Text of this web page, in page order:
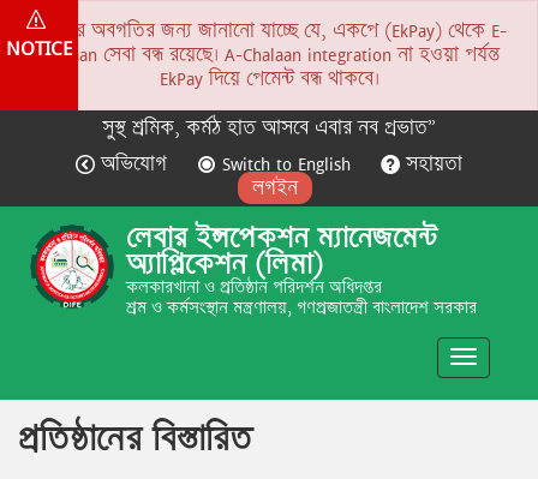
NOTICE
সকলের অবগতির জন্য জানানো যাচ্ছে যে, একপে (EkPay) থেকে E-
Chalaan সেবা বন্ধ রয়েছে। A-Chalaan integration না হওয়া পর্যন্ত
EkPay দিয়ে পেমেন্ট বন্ধ থাকবে।
সুস্থ শ্রমিক, কর্মঠ হাত আসবে এবার নব প্রভাত”
অভিযোগ
Switch to English
সহায়তা
লগইন
লেবার ইন্সপেকশন ম্যানেজমেন্ট
অ্যাপ্লিকেশন (লিমা)
কলকারখানা ও প্রতিষ্ঠান পরিদর্শন অধিদপ্তর
শ্রম ও কর্মসংস্থান মন্ত্রণালয়, গণপ্রজাতন্ত্রী বাংলাদেশ সরকার
Toggle
প্রতিষ্ঠানের বিস্তারিত